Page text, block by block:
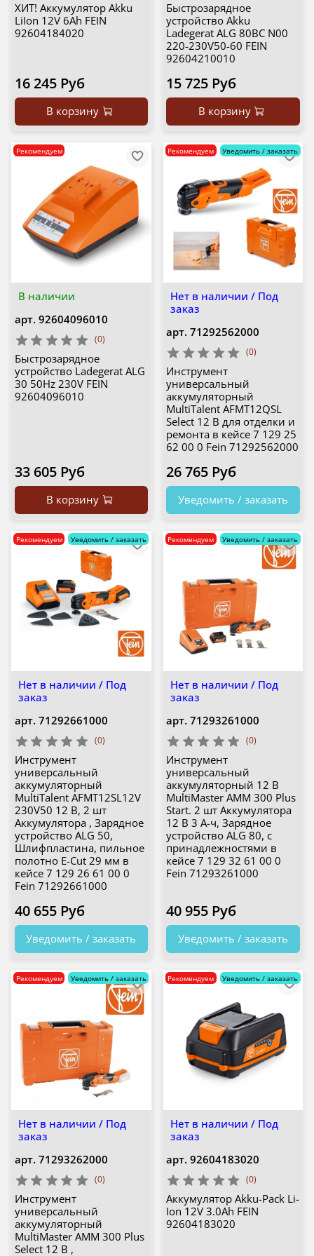
ХИТ! Аккумулятор Akku
LiIon 12V 6Ah FEIN
92604184020
16 245 Руб
В корзину
Быстрозарядное
устройство Akku
Ladegerat ALG 80BC N00
220-230V50-60 FEIN
92604210010
15 725 Руб
В корзину
В наличии
Рекомендуем
арт. 92604096010
(0)
Быстрозарядное
устройство Ladegerat ALG
30 50Hz 230V FEIN
92604096010
33 605 Руб
В корзину
Нет в наличии / Под
заказ
Рекомендуем Уведомить / заказать
арт. 71292562000
(0)
Инструмент
универсальный
аккумуляторный
MultiTalent AFMT12QSL
Select 12 В для отделки и
ремонта в кейсе 7 129 25
62 00 0 Fein 71292562000
26 765 Руб
Уведомить / заказать
Нет в наличии / Под
заказ
Рекомендуем Уведомить / заказать
арт. 71292661000
(0)
Инструмент
универсальный
аккумуляторный
MultiTalent AFMT12SL12V
230V50 12 В, 2 шт
Аккумулятора , Зарядное
устройство ALG 50,
Шлифпластина, пильное
полотно E-Cut 29 мм в
кейсе 7 129 26 61 00 0
Fein 71292661000
40 655 Руб
Уведомить / заказать
Нет в наличии / Под
заказ
Рекомендуем Уведомить / заказать
арт. 71293261000
(0)
Инструмент
универсальный
аккумуляторный 12 В
MultiMaster AMM 300 Plus
Start. 2 шт Аккумулятора
12 В 3 А-ч, Зарядное
устройство ALG 80, с
принадлежностями в
кейсе 7 129 32 61 00 0
Fein 71293261000
40 955 Руб
Уведомить / заказать
Нет в наличии / Под
заказ
Рекомендуем Уведомить / заказать
арт. 71293262000
(0)
Инструмент
универсальный
аккумуляторный
MultiMaster AMM 300 Plus
Select 12 В ,
Нет в наличии / Под
заказ
Рекомендуем Уведомить / заказать
арт. 92604183020
(0)
Аккумулятор Akku-Pack Li-
Ion 12V 3.0Ah FEIN
92604183020